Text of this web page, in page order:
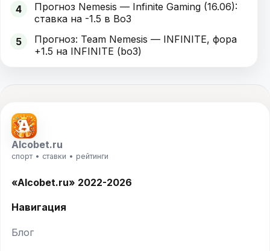
4
Прогноз Nemesis — Infinite Gaming (16.06):
ставка на -1.5 в Bo3
5
Прогноз: Team Nemesis — INFINITE, фора
+1.5 на INFINITE (bo3)
Alcobet.ru
спорт • ставки • рейтинги
«Alcobet.ru» 2022-2026
Навигация
Блог